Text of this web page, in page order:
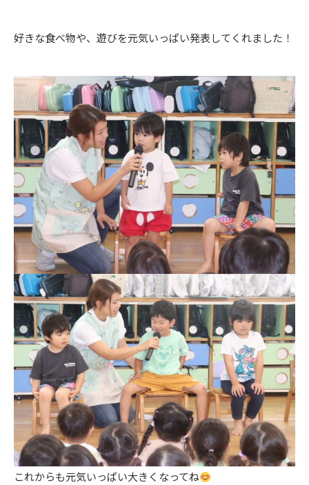
好きな食べ物や、遊びを元気いっぱい発表してくれました！
これからも元気いっぱい大きくなってね